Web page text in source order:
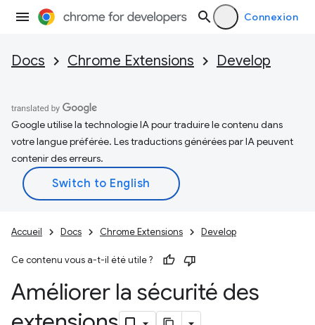
Connexion
Docs Chrome Extensions Develop
Google utilise la technologie IA pour traduire le contenu dans
votre langue préférée. Les traductions générées par IA peuvent
contenir des erreurs.
Accueil Docs Chrome Extensions Develop
Ce contenu vous a-t-il été utile ?
Améliorer la sécurité des